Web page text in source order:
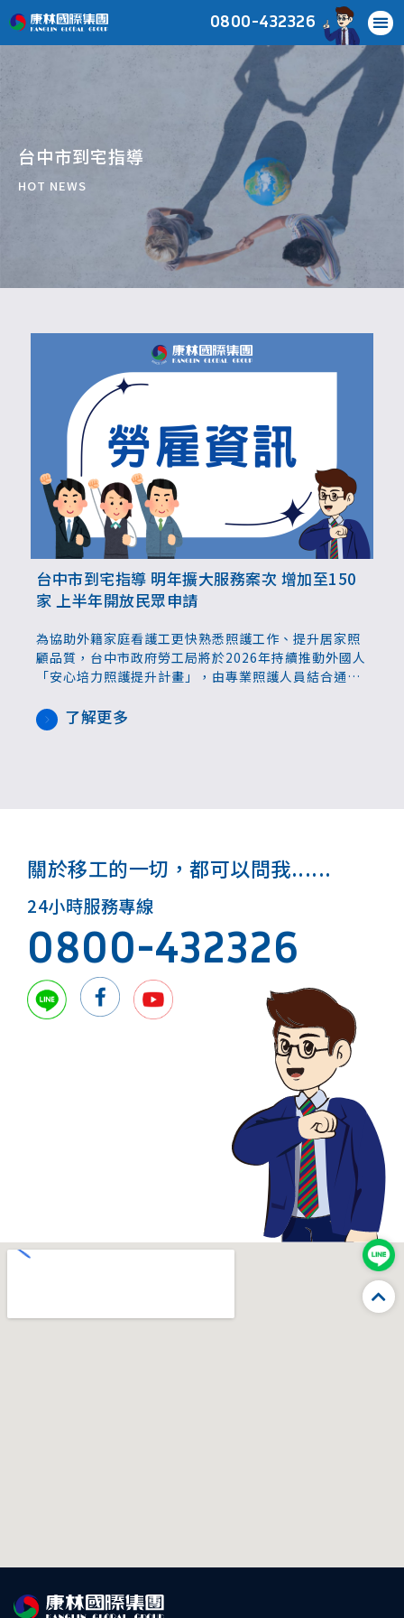
0800-432326
台中市到宅指導
HOT NEWS
台中市到宅指導 明年擴大服務案次 增加至150
家 上半年開放民眾申請
為協助外籍家庭看護工更快熟悉照護工作、提升居家照
顧品質，台中市政府勞工局將於2026年持續推動外國人
「安心培力照護提升計畫」，由專業照護人員結合通譯
助外籍看護工正確掌握照護知能。為回應雇主需求，明
年起服務將增加到150案，上半年開放有需求的家庭申
了解更多
關於移工的一切，都可以問我......
24小時服務專線
0800-432326